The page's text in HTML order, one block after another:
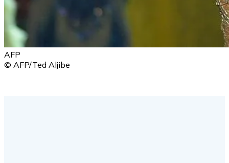
AFP
© AFP/Ted Aljibe